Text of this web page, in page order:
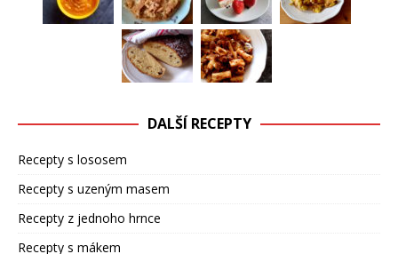
DALŠÍ RECEPTY
Recepty s lososem
Recepty s uzeným masem
Recepty z jednoho hrnce
Recepty s mákem